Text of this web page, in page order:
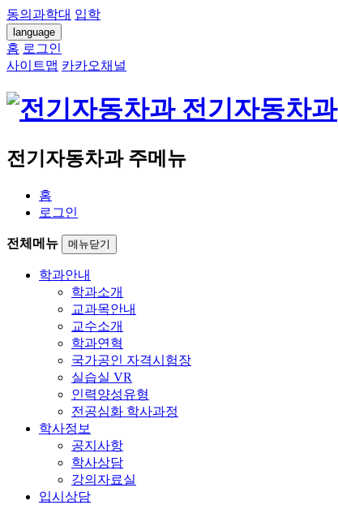
동의과학대 입학
language
홈 로그인
사이트맵 카카오채널
전기자동차과
전기자동차과 주메뉴
홈
로그인
전체메뉴 메뉴닫기
학과안내
학과소개
교과목안내
교수소개
학과연혁
국가공인 자격시험장
실습실 VR
인력양성유형
전공심화 학사과정
학사정보
공지사항
학사상담
강의자료실
입시상담